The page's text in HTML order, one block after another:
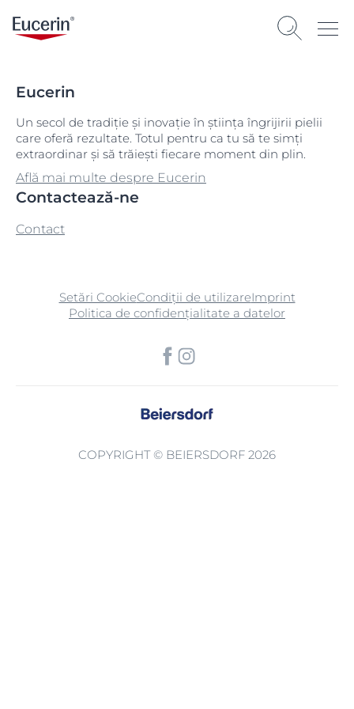
Eucerin
Un secol de tradiție și inovație în știința îngrijirii pielii
care oferă rezultate. Totul pentru ca tu să te simți
extraordinar și să trăiești fiecare moment din plin.
Află mai multe despre Eucerin
Contactează-ne
Contact
Setări CookieCondiții de utilizareImprint
Politica de confidențialitate a datelor
COPYRIGHT © BEIERSDORF 2026